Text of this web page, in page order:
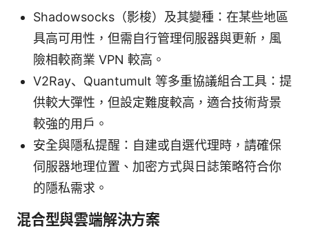
Shadowsocks（影梭）及其變種：在某些地區
具高可用性，但需自行管理伺服器與更新，風
險相較商業 VPN 較高。
V2Ray、Quantumult 等多重協議組合工具：提
供較大彈性，但設定難度較高，適合技術背景
較強的用戶。
安全與隱私提醒：自建或自選代理時，請確保
伺服器地理位置、加密方式與日誌策略符合你
的隱私需求。
混合型與雲端解決方案